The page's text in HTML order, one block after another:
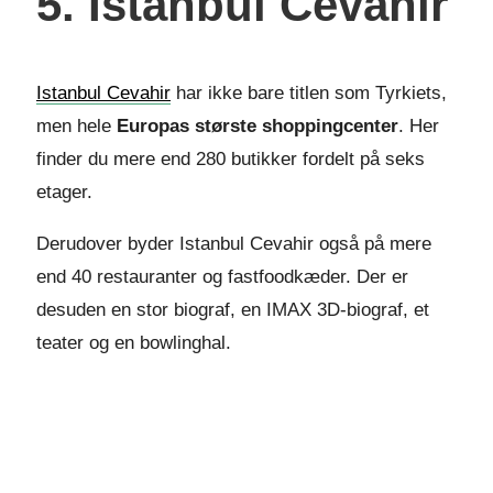
Istanbul Cevahir har ikke bare titlen som Tyrkiets,
men hele Europas største shoppingcenter. Her
finder du mere end 280 butikker fordelt på seks
etager.
Derudover byder Istanbul Cevahir også på mere
end 40 restauranter og fastfoodkæder. Der er
desuden en stor biograf, en IMAX 3D-biograf, et
teater og en bowlinghal.